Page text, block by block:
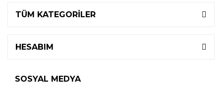
TÜM KATEGORİLER
HESABIM
SOSYAL MEDYA